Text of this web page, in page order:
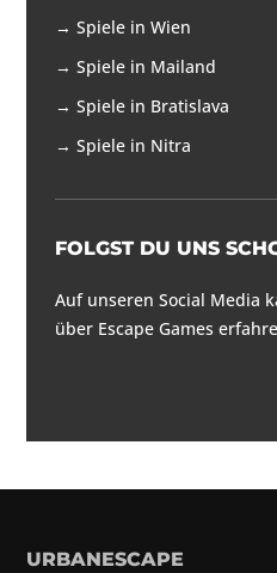
→Spiele in Wien
→Spiele in Mailand
→Spiele in Bratislava
→Spiele in Nitra
FOLGST DU UNS
Auf unseren Social Media
über Escape Games
URBANESCAPE